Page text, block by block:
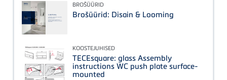
BROŠÜÜRID
Brošüürid: Disain & Looming
KOOSTEJUHISED
TECEsquare: glass Assembly
instructions WC push plate surface-
mounted